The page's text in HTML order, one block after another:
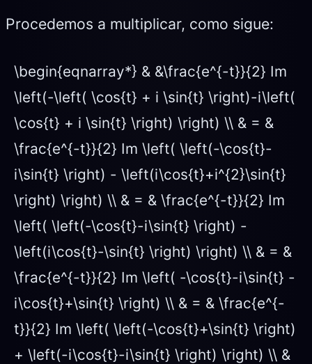
Procedemos a multiplicar, como sigue:
\begin{eqnarray*} & &\frac{e^{-t}}{2} Im
\left(-\left( \cos{t} + i \sin{t} \right)-i\left(
\cos{t} + i \sin{t} \right) \right) \\ & = &
\frac{e^{-t}}{2} Im \left( \left(-\cos{t}-
i\sin{t} \right) - \left(i\cos{t}+i^{2}\sin{t}
\right) \right) \\ & = & \frac{e^{-t}}{2} Im
\left( \left(-\cos{t}-i\sin{t} \right) -
\left(i\cos{t}-\sin{t} \right) \right) \\ & = &
\frac{e^{-t}}{2} Im \left( -\cos{t}-i\sin{t} -
i\cos{t}+\sin{t} \right) \\ & = & \frac{e^{-
t}}{2} Im \left( \left(-\cos{t}+\sin{t} \right)
+ \left(-i\cos{t}-i\sin{t} \right) \right) \\ &